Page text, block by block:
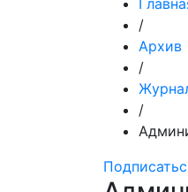
/
Архив
/
/